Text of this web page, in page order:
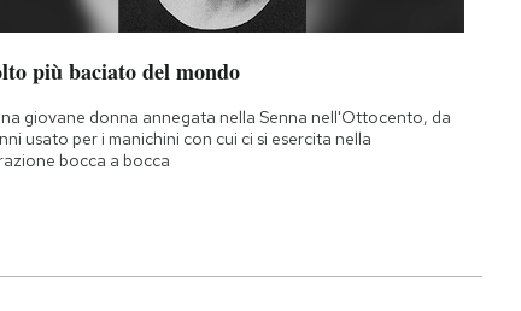
più baciato del mondo
giovane donna annegata nella Senna nell'Ottocento, da
usato per i manichini con cui ci si esercita nella
bocca a bocca